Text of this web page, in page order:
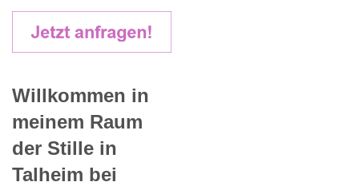
Willkommen in
meinem Raum
der Stille in
Talheim bei